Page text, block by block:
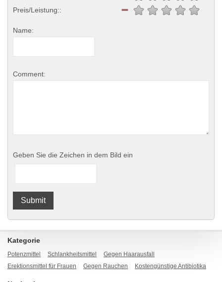
Preis/Leistung::
Name:
Comment:
Geben Sie die Zeichen in dem Bild ein
Kategorie
Potenzmittel Schlankheitsmittel
Gegen Haarausfall
Erektionsmittel für Frauen
Gegen Rauchen Kostengünstige Antibiotika